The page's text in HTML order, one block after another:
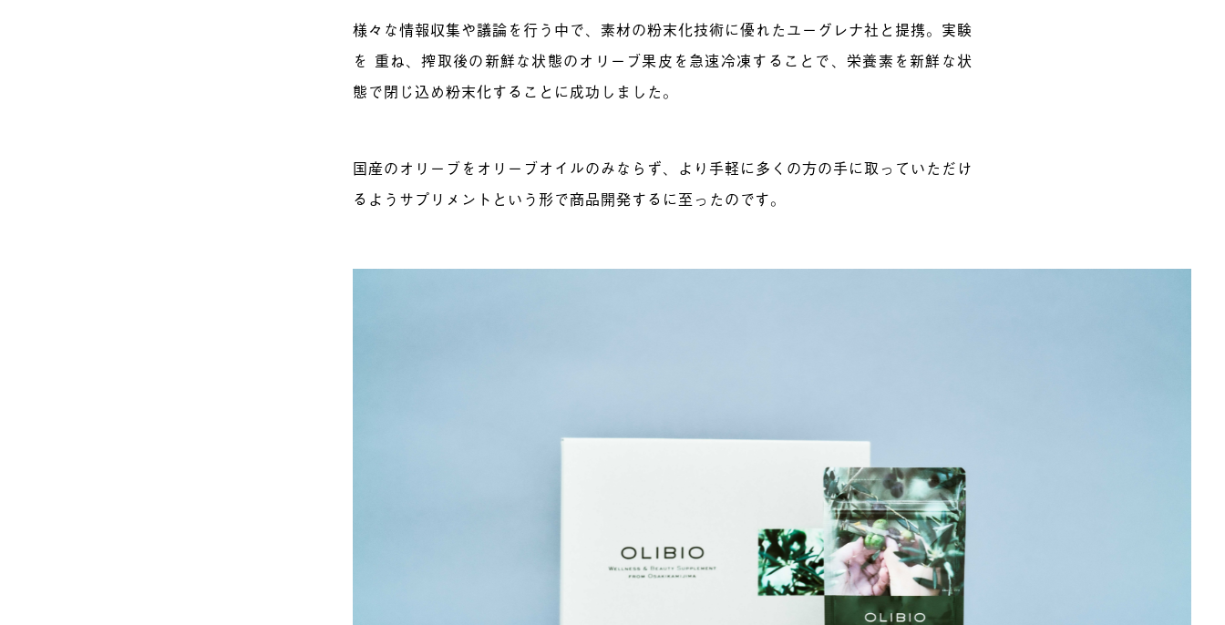
様々な情報収集や議論を行う中で、素材の粉末化技術に優れたユーグレナ社と提携。実験
を 重ね、搾取後の新鮮な状態のオリーブ果皮を急速冷凍することで、栄養素を新鮮な状
態で閉じ込め粉末化することに成功しました。
国産のオリーブをオリーブオイルのみならず、より手軽に多くの方の手に取っていただけ
るようサプリメントという形で商品開発するに至ったのです。